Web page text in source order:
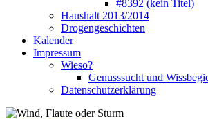
#8392 (kein Titel)
Haushalt 2013/2014
Drogengeschichten
Kalender
Impressum
Wieso?
Genusssucht und
Datenschutzerklärung